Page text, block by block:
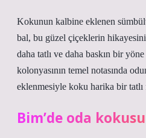
Kokunun kalbine eklenen
bal, bu güzel çiçeklerin
daha tatlı ve daha baskın bir
kolonyasının temel notasında
eklenmesiyle koku harika bir tatlı
Bim’de oda